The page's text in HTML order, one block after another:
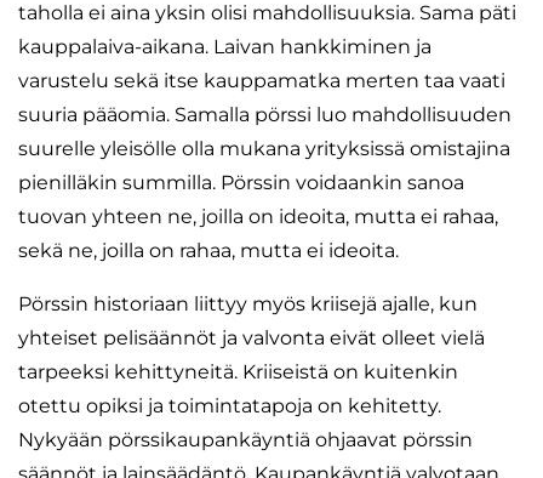
taholla ei aina yksin olisi mahdollisuuksia. Sama päti
kauppalaiva-aikana. Laivan hankkiminen ja
varustelu sekä itse kauppamatka merten taa vaati
suuria pääomia. Samalla pörssi luo mahdollisuuden
suurelle yleisölle olla mukana yrityksissä omistajina
pienilläkin summilla. Pörssin voidaankin sanoa
tuovan yhteen ne, joilla on ideoita, mutta ei rahaa,
sekä ne, joilla on rahaa, mutta ei ideoita.
Pörssin historiaan liittyy myös kriisejä ajalle, kun
yhteiset pelisäännöt ja valvonta eivät olleet vielä
tarpeeksi kehittyneitä. Kriiseistä on kuitenkin
otettu opiksi ja toimintatapoja on kehitetty.
Nykyään pörssikaupankäyntiä ohjaavat pörssin